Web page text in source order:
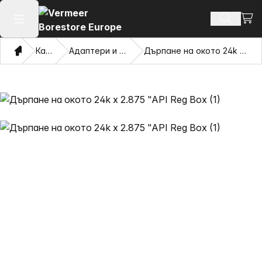
Отваряне на главното меню
Дом Каталог Адаптери и дърпащи очи Дърпане на окото 24k x 2.875 "API Reg Box